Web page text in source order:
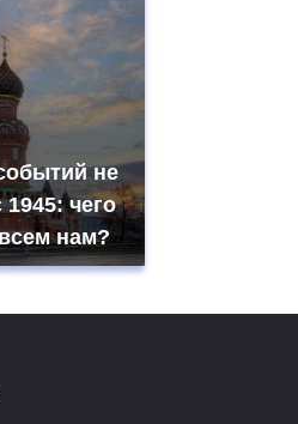
не
чего
нам?